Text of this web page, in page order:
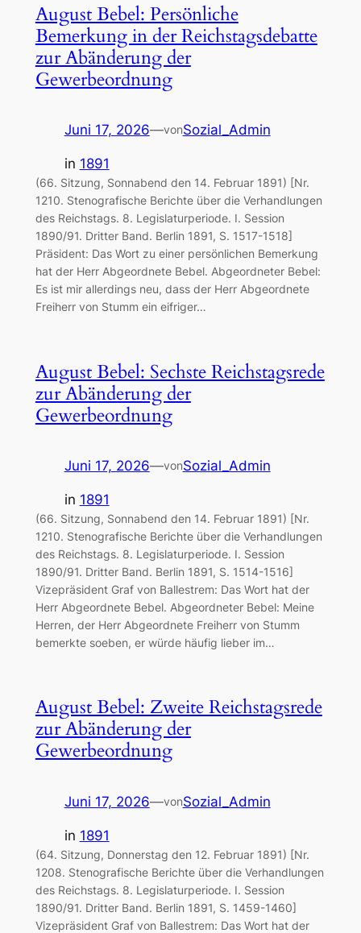
August Bebel: Persönliche
Bemerkung in der Reichstagsdebatte
zur Abänderung der
Gewerbeordnung
Juni 17, 2026—vonSozial_Admin
in 1891
(66. Sitzung, Sonnabend den 14. Februar 1891) [Nr.
1210. Stenografische Berichte über die Verhandlungen
des Reichstags. 8. Legislaturperiode. I. Session
1890/91. Dritter Band. Berlin 1891, S. 1517-1518]
Präsident: Das Wort zu einer persönlichen Bemerkung
hat der Herr Abgeordnete Bebel. Abgeordneter Bebel:
Es ist mir allerdings neu, dass der Herr Abgeordnete
Freiherr von Stumm ein eifriger…
August Bebel: Sechste Reichstagsrede
zur Abänderung der
Gewerbeordnung
Juni 17, 2026—vonSozial_Admin
in 1891
(66. Sitzung, Sonnabend den 14. Februar 1891) [Nr.
1210. Stenografische Berichte über die Verhandlungen
des Reichstags. 8. Legislaturperiode. I. Session
1890/91. Dritter Band. Berlin 1891, S. 1514-1516]
Vizepräsident Graf von Ballestrem: Das Wort hat der
Herr Abgeordnete Bebel. Abgeordneter Bebel: Meine
Herren, der Herr Abgeordnete Freiherr von Stumm
bemerkte soeben, er würde häufig lieber im…
August Bebel: Zweite Reichstagsrede
zur Abänderung der
Gewerbeordnung
Juni 17, 2026—vonSozial_Admin
in 1891
(64. Sitzung, Donnerstag den 12. Februar 1891) [Nr.
1208. Stenografische Berichte über die Verhandlungen
des Reichstags. 8. Legislaturperiode. I. Session
1890/91. Dritter Band. Berlin 1891, S. 1459-1460]
Vizepräsident Graf von Ballestrem: Das Wort hat der